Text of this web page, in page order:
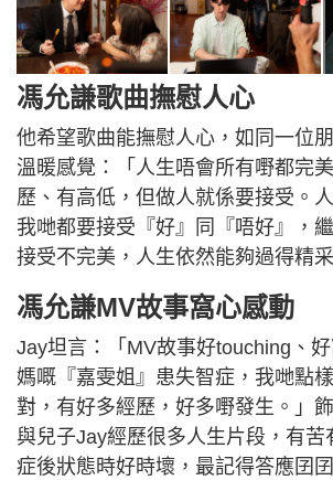
馮允謙歌曲撫慰人心
他希望歌曲能撫慰人心，如同一位
溫暖感覺：「人生唔會所有嘢都完
歷、有高低，但做人就係要接受。
我哋都要接受『好』同『唔好』，
接受不完美，人生依然能夠過得精采
馮允謙MV故事窩心感動
Jay坦言：「MV故事好touching、
媽嘅『嘉雯姐』患失智症，我哋點
對，有好多經歷，好多嘢發生。」
與兒子Jay經歷很多人生片段，有苦
症後狀態時好時壞，最記得答應囝